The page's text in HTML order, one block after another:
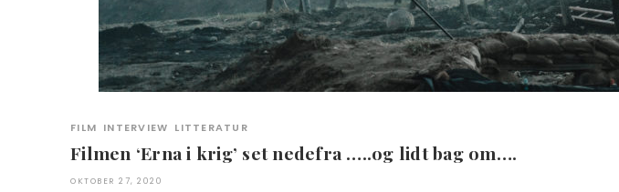
FILM INTERVIEW LITTERATUR
Filmen ‘Erna i krig’ set nedefra …..og lidt bag om….
OKTOBER 27, 2020